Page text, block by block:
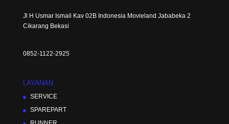
Jl H Usmar Ismail Kav 02B Indonesia Movieland Jababeka 2
Cikarang Bekasi
0852-1122-2925
LAYANAN
SERVICE
SPAREPART